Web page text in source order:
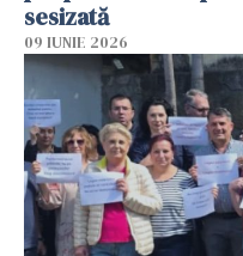
sesizată
09 IUNIE 2026